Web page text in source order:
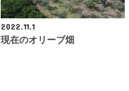
2022.11.1
現在のオリーブ畑